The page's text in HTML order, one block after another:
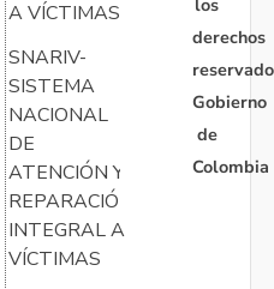
A VÍCTIMAS
SNARIV-
SISTEMA
NACIONAL
DE
ATENCIÓN Y
REPARACIÓN
INTEGRAL A
VÍCTIMAS
derechos
Gobierno
de
Colombia